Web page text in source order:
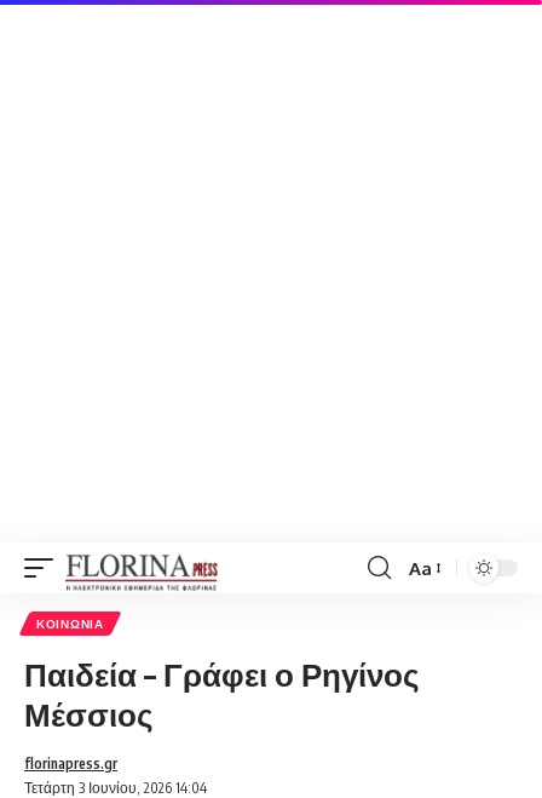
Font
Aa
ΚΟΙΝΩΝΊΑ
Παιδεία – Γράφει ο Ρηγίνος
Μέσσιος
Τετάρτη 3 Ιουνίου, 2026 14:04
florinapress.gr